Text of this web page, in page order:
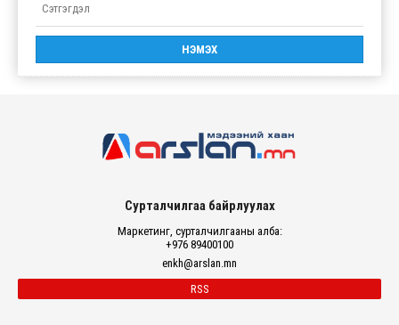
Сурталчилгаа байрлуулах
Маркетинг, сурталчилгааны алба:
+976 89400100
enkh@arslan.mn
RSS